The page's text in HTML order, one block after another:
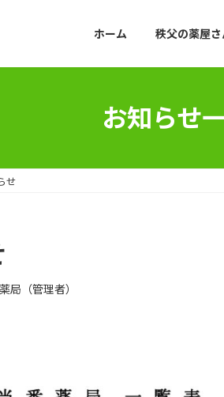
ホーム 秩父の薬屋さ
お知らせ
せ
局（管理者）